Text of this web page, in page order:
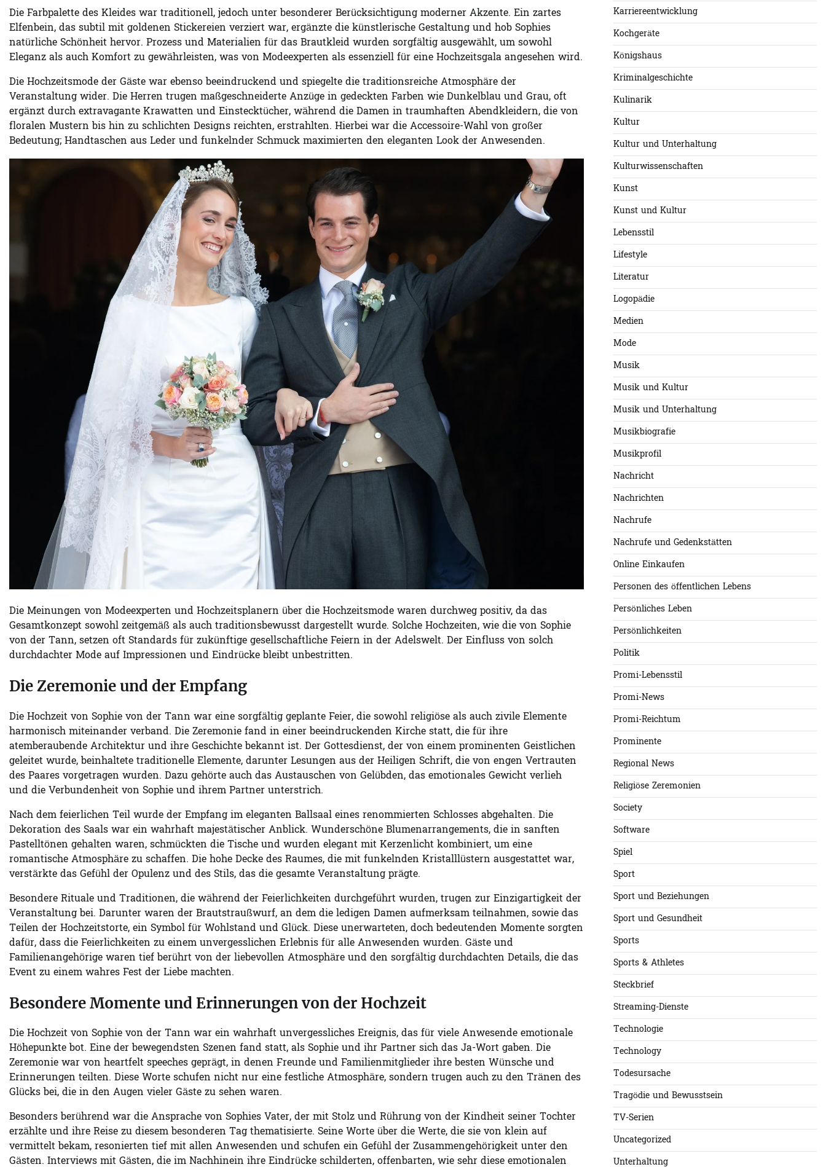
Die Farbpalette des Kleides war traditionell, jedoch unter besonderer Berücksichtigung moderner Akzente. Ein zartes
Elfenbein, das subtil mit goldenen Stickereien verziert war, ergänzte die künstlerische Gestaltung und hob Sophies
natürliche Schönheit hervor. Prozess und Materialien für das Brautkleid wurden sorgfältig ausgewählt, um sowohl
Eleganz als auch Komfort zu gewährleisten, was von Modeexperten als essenziell für eine Hochzeitsgala angesehen wird.
Die Hochzeitsmode der Gäste war ebenso beeindruckend und spiegelte die traditionsreiche Atmosphäre der
Veranstaltung wider. Die Herren trugen maßgeschneiderte Anzüge in gedeckten Farben wie Dunkelblau und Grau, oft
ergänzt durch extravagante Krawatten und Einstecktücher, während die Damen in traumhaften Abendkleidern, die von
floralen Mustern bis hin zu schlichten Designs reichten, erstrahlten. Hierbei war die Accessoire-Wahl von großer
Bedeutung; Handtaschen aus Leder und funkelnder Schmuck maximierten den eleganten Look der Anwesenden.
Die Meinungen von Modeexperten und Hochzeitsplanern über die Hochzeitsmode waren durchweg positiv, da das
Gesamtkonzept sowohl zeitgemäß als auch traditionsbewusst dargestellt wurde. Solche Hochzeiten, wie die von Sophie
von der Tann, setzen oft Standards für zukünftige gesellschaftliche Feiern in der Adelswelt. Der Einfluss von solch
durchdachter Mode auf Impressionen und Eindrücke bleibt unbestritten.
Die Zeremonie und der Empfang
Die Hochzeit von Sophie von der Tann war eine sorgfältig geplante Feier, die sowohl religiöse als auch zivile Elemente
harmonisch miteinander verband. Die Zeremonie fand in einer beeindruckenden Kirche statt, die für ihre
atemberaubende Architektur und ihre Geschichte bekannt ist. Der Gottesdienst, der von einem prominenten Geistlichen
geleitet wurde, beinhaltete traditionelle Elemente, darunter Lesungen aus der Heiligen Schrift, die von engen Vertrauten
des Paares vorgetragen wurden. Dazu gehörte auch das Austauschen von Gelübden, das emotionales Gewicht verlieh
und die Verbundenheit von Sophie und ihrem Partner unterstrich.
Nach dem feierlichen Teil wurde der Empfang im eleganten Ballsaal eines renommierten Schlosses abgehalten. Die
Dekoration des Saals war ein wahrhaft majestätischer Anblick. Wunderschöne Blumenarrangements, die in sanften
Pastelltönen gehalten waren, schmückten die Tische und wurden elegant mit Kerzenlicht kombiniert, um eine
romantische Atmosphäre zu schaffen. Die hohe Decke des Raumes, die mit funkelnden Kristalllüstern ausgestattet war,
verstärkte das Gefühl der Opulenz und des Stils, das die gesamte Veranstaltung prägte.
Besondere Rituale und Traditionen, die während der Feierlichkeiten durchgeführt wurden, trugen zur Einzigartigkeit der
Veranstaltung bei. Darunter waren der Brautstraußwurf, an dem die ledigen Damen aufmerksam teilnahmen, sowie das
Teilen der Hochzeitstorte, ein Symbol für Wohlstand und Glück. Diese unerwarteten, doch bedeutenden Momente sorgten
dafür, dass die Feierlichkeiten zu einem unvergesslichen Erlebnis für alle Anwesenden wurden. Gäste und
Familienangehörige waren tief berührt von der liebevollen Atmosphäre und den sorgfältig durchdachten Details, die das
Event zu einem wahres Fest der Liebe machten.
Besondere Momente und Erinnerungen von der Hochzeit
Die Hochzeit von Sophie von der Tann war ein wahrhaft unvergessliches Ereignis, das für viele Anwesende emotionale
Höhepunkte bot. Eine der bewegendsten Szenen fand statt, als Sophie und ihr Partner sich das Ja-Wort gaben. Die
Zeremonie war von heartfelt speeches geprägt, in denen Freunde und Familienmitglieder ihre besten Wünsche und
Erinnerungen teilten. Diese Worte schufen nicht nur eine festliche Atmosphäre, sondern trugen auch zu den Tränen des
Glücks bei, die in den Augen vieler Gäste zu sehen waren.
Besonders berührend war die Ansprache von Sophies Vater, der mit Stolz und Rührung von der Kindheit seiner Tochter
erzählte und ihre Reise zu diesem besonderen Tag thematisierte. Seine Worte über die Werte, die sie von klein auf
vermittelt bekam, resonierten tief mit allen Anwesenden und schufen ein Gefühl der Zusammengehörigkeit unter den
Gästen. Interviews mit Gästen, die im Nachhinein ihre Eindrücke schilderten, offenbarten, wie sehr diese emotionalen
Karriereentwicklung
Kochgeräte
Königshaus
Kriminalgeschichte
Kulinarik
Kultur
Kultur und Unterhaltung
Kulturwissenschaften
Kunst
Kunst und Kultur
Lebensstil
Lifestyle
Literatur
Logopädie
Medien
Mode
Musik
Musik und Kultur
Musik und Unterhaltung
Musikbiografie
Musikprofil
Nachricht
Nachrichten
Nachrufe
Nachrufe und Gedenkstätten
Online Einkaufen
Personen des öffentlichen Lebens
Persönliches Leben
Persönlichkeiten
Politik
Promi-Lebensstil
Promi-News
Promi-Reichtum
Prominente
Regional News
Religiöse Zeremonien
Society
Software
Spiel
Sport
Sport und Beziehungen
Sport und Gesundheit
Sports
Sports & Athletes
Steckbrief
Streaming-Dienste
Technologie
Technology
Todesursache
Tragödie und Bewusstsein
TV-Serien
Uncategorized
Unterhaltung